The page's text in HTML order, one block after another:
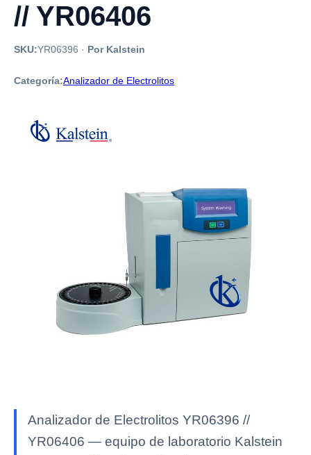
// YR06406
SKU:YR06396 · Por Kalstein
Categoría:Analizador de Electrolitos
Analizador de Electrolitos YR06396 //
YR06406 — equipo de laboratorio Kalstein